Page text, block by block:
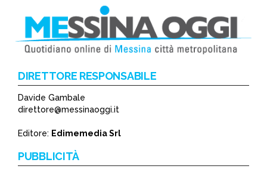
*
DIRETTORE RESPONSABILE
Davide Gambale
direttore@messinaoggi.it
Editore: Edimemedia Srl
PUBBLICITÀ